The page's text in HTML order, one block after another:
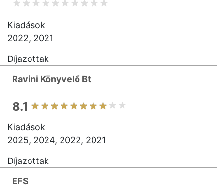
Kiadások
2022, 2021
Díjazottak
Ravini Könyvelő Bt
8.1
Kiadások
2025, 2024, 2022, 2021
Díjazottak
EFS